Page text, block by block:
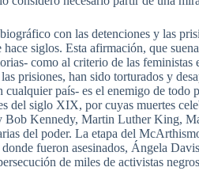
con las detenciones y las
siglos. Esta afirmación, que
como al criterio de las
prisiones, han sido torturados y
país- es el enemigo de
del siglo XIX, por cuyas muertes
Bob Kennedy, Martin Luther King,
del poder. La etapa del
fueron asesinados, Ángela
de miles de activistas